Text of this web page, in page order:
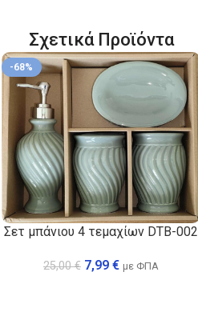
Σχετικά Προϊόντα
-68%
Σετ μπάνιου 4 τεμαχίων DTB-002
25,00€ 7,99 € με ΦΠΑ